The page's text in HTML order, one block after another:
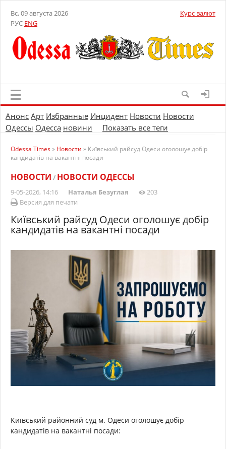
Вс, 09 августа 2026
РУС ENG
Курс валют
Анонс Арт Избранные Инцидент Новости Новости
Одессы Одесса новини Показать все теги
Odessa Times» Новости » Київський райсуд Одеси оголошує добір
кандидатів на вакантні посади
НОВОСТИ / НОВОСТИ ОДЕССЫ
9-05-2026, 14:16 Наталья Безуглая
203
Версия для печати
Київський райсуд Одеси оголошує добір
кандидатів на вакантні посади
Київський районний суд м. Одеси оголошує добір
кандидатів на вакантні посади: